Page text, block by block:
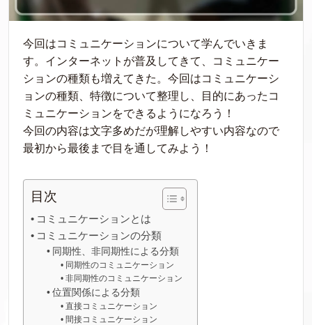
今回はコミュニケーションについて学んでいきま
す。インターネットが普及してきて、コミュニケー
ションの種類も増えてきた。今回はコミュニケーシ
ョンの種類、特徴について整理し、目的にあったコ
ミュニケーションをできるようになろう！
今回の内容は文字多めだが理解しやすい内容なので
最初から最後まで目を通してみよう！
目次
コミュニケーションとは
コミュニケーションの分類
同期性、非同期性による分類
同期性のコミュニケーション
非同期性のコミュニケーション
位置関係による分類
直接コミュニケーション
間接コミュニケーション